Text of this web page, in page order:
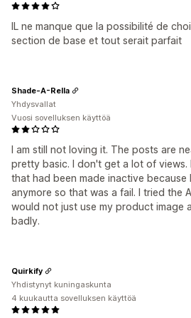
IL ne manque que la possibilité de
section de base et tout serait parfait
I am still not loving it. The posts are
pretty basic. I don't get a lot of views.
that had been made inactive
anymore so that was a fail. I tried the
would not just use my product image
badly.
Shade-A-Rella
Yhdysvallat
Vuosi sovelluksen käyttöä
Quirkify
Yhdistynyt kuningaskunta
4 kuukautta sovelluksen käyttöä